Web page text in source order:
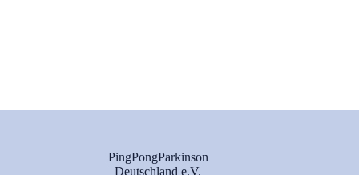
PingPongParkinson
Deutschland e.V.